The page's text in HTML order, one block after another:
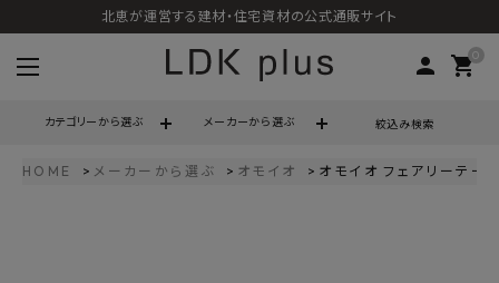
北恵が運営する建材・住宅資材の公式通販サイト
person 0
shopping_cart
カテゴリーから選ぶ メーカーから選ぶ 絞込み検索
HOME メーカーから選ぶ オモイオ オモイオ フェアリーテ